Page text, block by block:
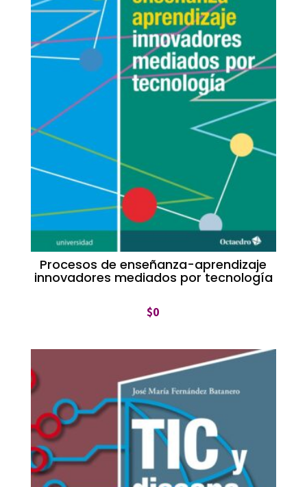
Procesos de enseñanza-aprendizaje
innovadores mediados por tecnología
$0